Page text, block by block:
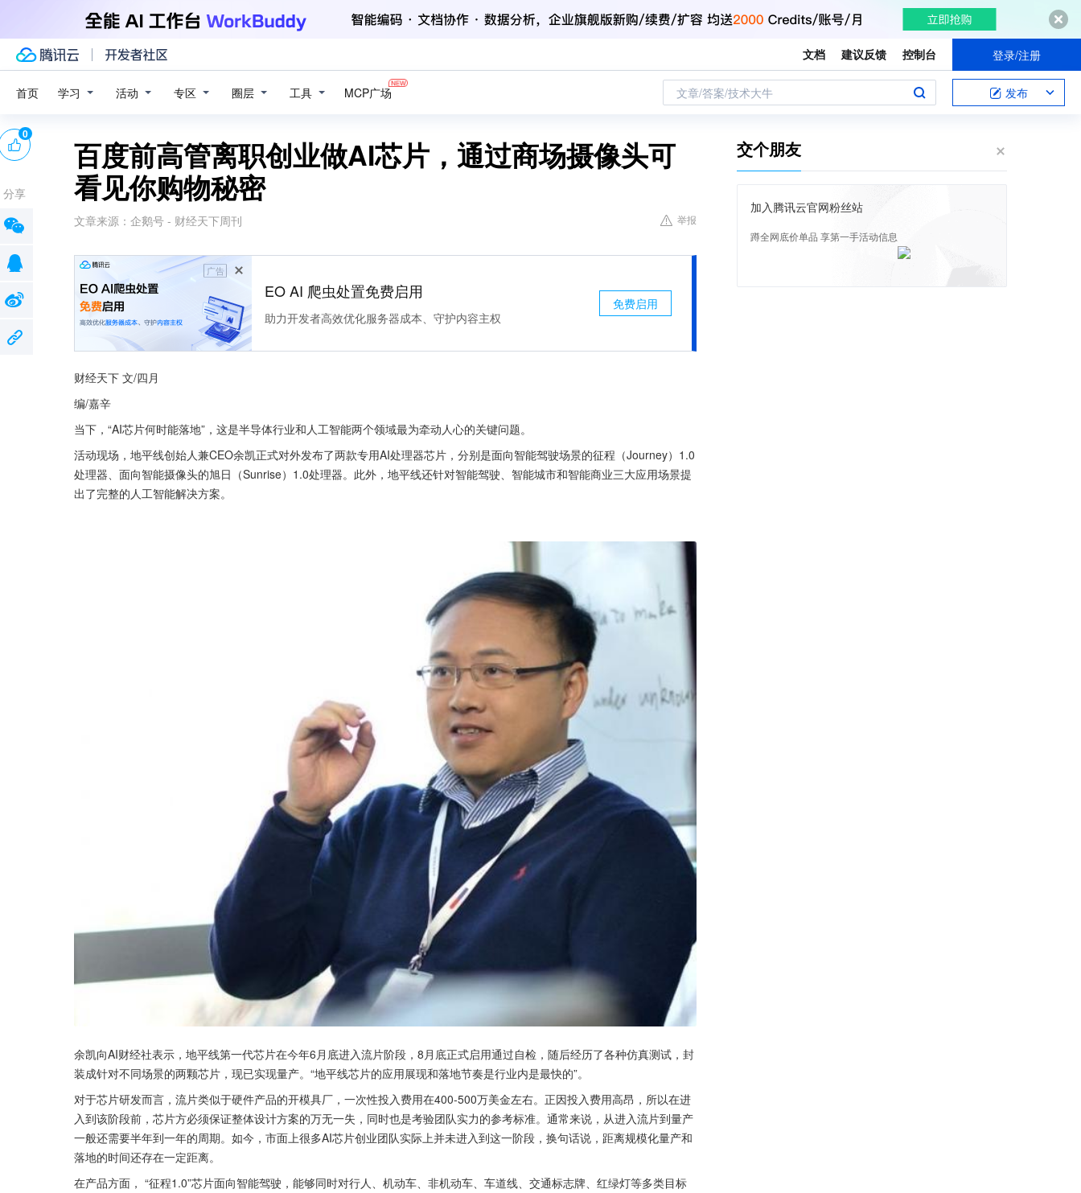
文档 建议反馈 控制台 登录/注册
首页 学习 活动 专区 圈层 工具 MCP广场 文章/答案/技术大牛 发布
百度前高管离职创业做AI芯片，通过商场摄像头可
看见你购物秘密
文章来源： 企鹅号 - 财经天下周刊 举报
广告
EO AI 爬虫处置免费启用
助力开发者高效优化服务器成本、守护内容主权
免费启用
财经天下 文/四月
编/嘉辛
当下，“AI芯片何时能落地”，这是半导体行业和人工智能两个领域最为牵动人心的关键问题。
活动现场，地平线创始人兼CEO余凯正式对外发布了两款专用AI处理器芯片，分别是面向智能驾驶场景的征程（Journey）1.0
处理器、面向智能摄像头的旭日（Sunrise）1.0处理器。此外，地平线还针对智能驾驶、智能城市和智能商业三大应用场景提
出了完整的人工智能解决方案。
余凯向AI财经社表示，地平线第一代芯片在今年6月底进入流片阶段，8月底正式启用通过自检，随后经历了各种仿真测试，封
装成针对不同场景的两颗芯片，现已实现量产。“地平线芯片的应用展现和落地节奏是行业内是最快的”。
对于芯片研发而言，流片类似于硬件产品的开模具厂，一次性投入费用在400-500万美金左右。正因投入费用高昂，所以在进
入到该阶段前，芯片方必须保证整体设计方案的万无一失，同时也是考验团队实力的参考标准。通常来说，从进入流片到量产
一般还需要半年到一年的周期。如今，市面上很多AI芯片创业团队实际上并未进入到这一阶段，换句话说，距离规模化量产和
落地的时间还存在一定距离。
在产品方面， “征程1.0”芯片面向智能驾驶，能够同时对行人、机动车、非机动车、车道线、交通标志牌、红绿灯等多类目标
0
分享
交个朋友
加入腾讯云官网粉丝站
蹲全网底价单品 享第一手活动信息